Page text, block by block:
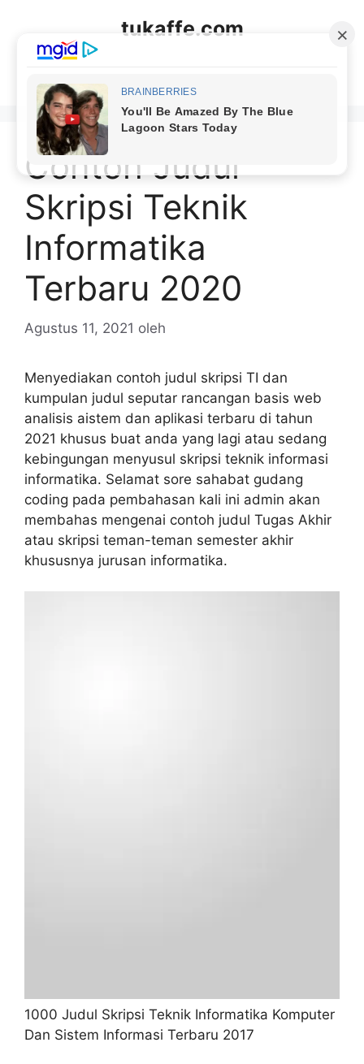
tukaffe.com
Contoh Judul
Skripsi Teknik
Informatika
Terbaru 2020
Agustus 11, 2021 oleh
Menyediakan contoh judul skripsi TI dan
kumpulan judul seputar rancangan basis web
analisis aistem dan aplikasi terbaru di tahun
2021 khusus buat anda yang lagi atau sedang
kebingungan menyusul skripsi teknik informasi
informatika. Selamat sore sahabat gudang
coding pada pembahasan kali ini admin akan
membahas mengenai contoh judul Tugas Akhir
atau skripsi teman-teman semester akhir
khususnya jurusan informatika.
1000 Judul Skripsi Teknik Informatika Komputer
Dan Sistem Informasi Terbaru 2017